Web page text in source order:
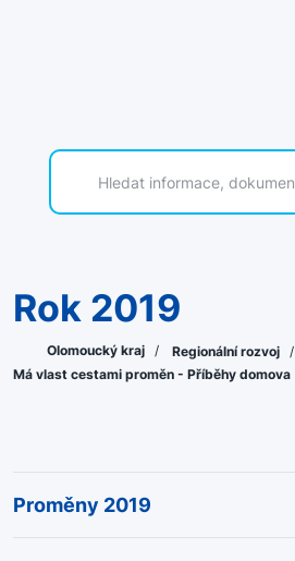
Rok 2019
Olomoucký kraj / Regionální rozvoj /
Má vlast cestami proměn - Příběhy domova
Proměny 2019